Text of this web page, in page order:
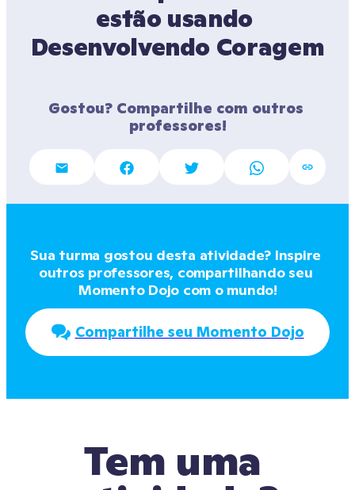
estão usando
Desenvolvendo Coragem
Gostou? Compartilhe com outros
professores!
Sua turma gostou desta atividade? Inspire
outros professores, compartilhando seu
Momento Dojo com o mundo!
Compartilhe seu Momento Dojo
Tem uma